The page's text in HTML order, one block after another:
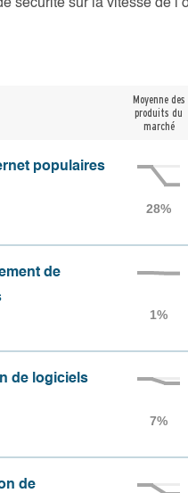
sécurité sur la vitesse de
Moyenne des
produits du
marché
populaires
de
de logiciels
de